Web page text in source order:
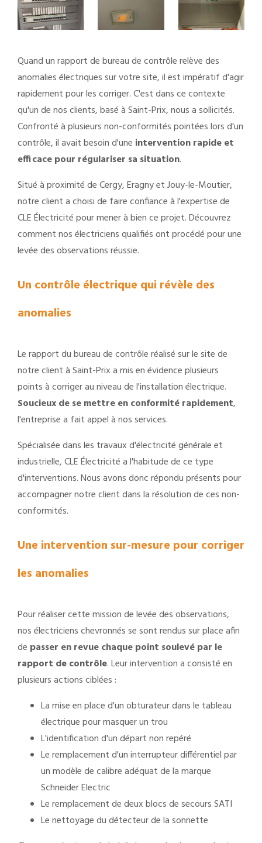
Quand un rapport de bureau de contrôle relève des
anomalies électriques sur votre site, il est impératif d'agir
rapidement pour les corriger. C'est dans ce contexte
qu'un de nos clients, basé à Saint-Prix, nous a sollicités.
Confronté à plusieurs non-conformités pointées lors d'un
contrôle, il avait besoin d'une intervention rapide et
efficace pour régulariser sa situation.
Situé à proximité de Cergy, Eragny et Jouy-le-Moutier,
notre client a choisi de faire confiance à l'expertise de
CLE Électricité pour mener à bien ce projet. Découvrez
comment nos électriciens qualifiés ont procédé pour une
levée des observations réussie.
Un contrôle électrique qui révèle des
anomalies
Le rapport du bureau de contrôle réalisé sur le site de
notre client à Saint-Prix a mis en évidence plusieurs
points à corriger au niveau de l'installation électrique.
Soucieux de se mettre en conformité rapidement,
l'entreprise a fait appel à nos services.
Spécialisée dans les travaux d'électricité générale et
industrielle, CLE Électricité a l'habitude de ce type
d'interventions. Nous avons donc répondu présents pour
accompagner notre client dans la résolution de ces non-
conformités.
Une intervention sur-mesure pour corriger
les anomalies
Pour réaliser cette mission de levée des observations,
nos électriciens chevronnés se sont rendus sur place afin
de passer en revue chaque point soulevé par le
rapport de contrôle. Leur intervention a consisté en
plusieurs actions ciblées :
La mise en place d'un obturateur dans le tableau
électrique pour masquer un trou
L'identification d'un départ non repéré
Le remplacement d'un interrupteur différentiel par
un modèle de calibre adéquat de la marque
Schneider Electric
Le remplacement de deux blocs de secours SATI
Le nettoyage du détecteur de la sonnette